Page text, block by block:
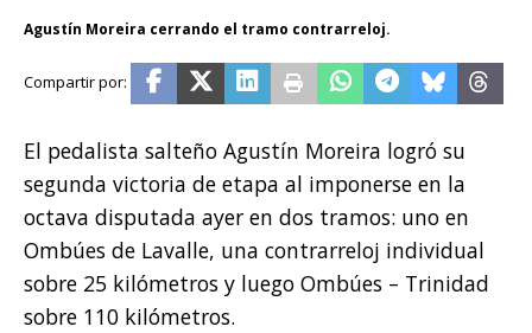
Agustín Moreira cerrando el tramo contrarreloj.
El pedalista salteño Agustín Moreira logró su
segunda victoria de etapa al imponerse en la
octava disputada ayer en dos tramos: uno en
Ombúes de Lavalle, una contrarreloj individual
sobre 25 kilómetros y luego Ombúes – Trinidad
sobre 110 kilómetros.